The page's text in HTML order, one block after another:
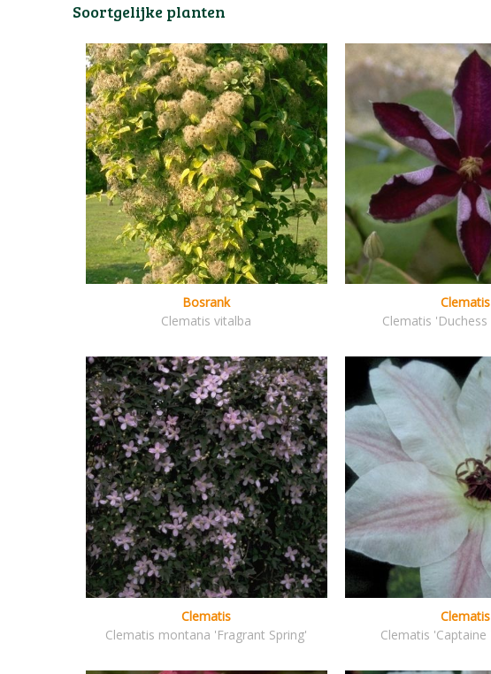
Soortgelijke planten
Bosrank
Clematis vitalba
Clematis
Clematis
Clematis
Clematis montana 'Fragrant Spring'
Clematis
Clematis 'Captaine